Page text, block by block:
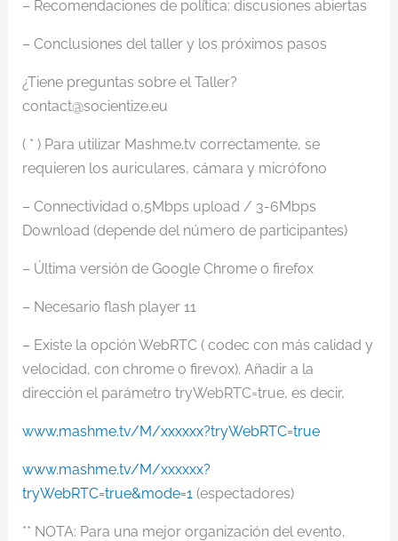
– Recomendaciones de política: discusiones abiertas
– Conclusiones del taller y los próximos pasos
¿Tiene preguntas sobre el Taller?
contact@socientize.eu
( * ) Para utilizar Mashme.tv correctamente, se
requieren los auriculares, cámara y micrófono
– Connectividad 0,5Mbps upload / 3-6Mbps
Download (depende del número de participantes)
– Última versión de Google Chrome o firefox
– Necesario flash player 11
– Existe la opción WebRTC ( codec con más calidad y
velocidad, con chrome o firevox). Añadir a la
dirección el parámetro tryWebRTC=true, es decir,
www.mashme.tv/M/xxxxxx?tryWebRTC=true
www.mashme.tv/M/xxxxxx?
tryWebRTC=true&mode=1(espectadores)
** NOTA: Para una mejor organización del evento,